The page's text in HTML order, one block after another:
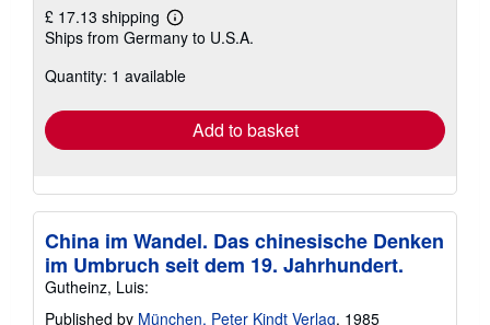
£ 17.13 shipping
Learn
more
shipping
Ships from Germany to U.S.A.
Quantity: 1 available
Add to basket
China im Wandel. Das chinesische Denken
im Umbruch seit dem 19. Jahrhundert.
Gutheinz, Luis:
Published by München, Peter Kindt Verlag, 1985